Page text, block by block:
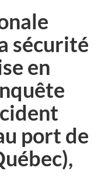
sécurité
en
port de